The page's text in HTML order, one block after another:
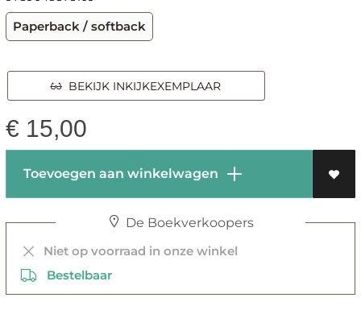
Paperback / softback
BEKIJK INKIJKEXEMPLAAR
€ 15,00
Toevoegen aan winkelwagen
De Boekverkoopers
Niet op voorraad in onze winkel
Bestelbaar